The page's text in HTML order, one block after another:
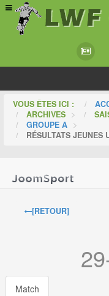
VOUS ÊTES ICI :
ARCHIVES >
GROUPE A >
RÉSULTATS JEUNES
[RETOUR]
Match